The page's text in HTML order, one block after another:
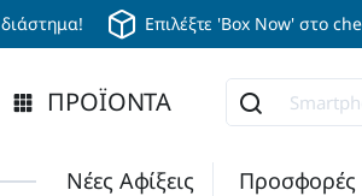
Επιλέξτε 'Box Now' στο
ΠΡΟΪΟΝΤΑ
Smartphone,
Θήκη,
Νέες Αφίξεις Προσφορές